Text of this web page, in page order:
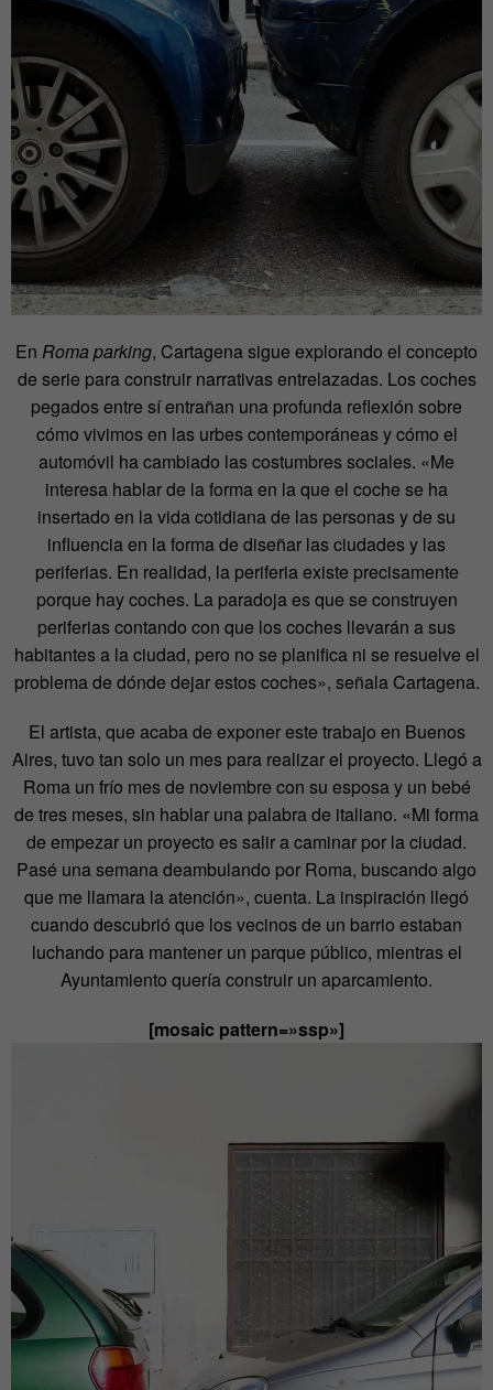
En Roma parking, Cartagena sigue explorando el concepto
de serie para construir narrativas entrelazadas. Los coches
pegados entre sí entrañan una profunda reflexión sobre
cómo vivimos en las urbes contemporáneas y cómo el
automóvil ha cambiado las costumbres sociales. «Me
interesa hablar de la forma en la que el coche se ha
insertado en la vida cotidiana de las personas y de su
influencia en la forma de diseñar las ciudades y las
periferias. En realidad, la periferia existe precisamente
porque hay coches. La paradoja es que se construyen
periferias contando con que los coches llevarán a sus
habitantes a la ciudad, pero no se planifica ni se resuelve el
problema de dónde dejar estos coches», señala Cartagena.
El artista, que acaba de exponer este trabajo en Buenos
Aires, tuvo tan solo un mes para realizar el proyecto. Llegó a
Roma un frío mes de noviembre con su esposa y un bebé
de tres meses, sin hablar una palabra de italiano. «Mi forma
de empezar un proyecto es salir a caminar por la ciudad.
Pasé una semana deambulando por Roma, buscando algo
que me llamara la atención», cuenta. La inspiración llegó
cuando descubrió que los vecinos de un barrio estaban
luchando para mantener un parque público, mientras el
Ayuntamiento quería construir un aparcamiento.
[mosaic pattern=»ssp»]